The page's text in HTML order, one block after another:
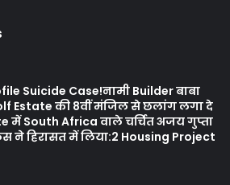
Suicide Case!नामी Builder बाबा
Estate की 8वीं मंजिल से छलांग लगा दे
में South Africa वाले चर्चित अजय गुप्ता
ने हिरासत में लिया:2 Housing Project